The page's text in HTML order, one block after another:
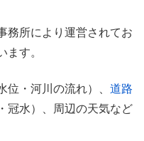
務所により運営されてお
ます。
位・河川の流れ）、 道路
冠水）、周辺の天気など